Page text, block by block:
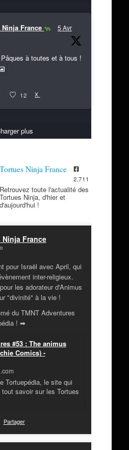
Ninja France 5 Avr
à toutes et à tous !
12 X
plus
Tortues Ninja France
2,711
Retrouvez toute l'actualité des
Tortues Ninja, d'hier et
d'aujourd'hui !
Ninja France
pour Israël avec April, qui
inter-religieux.
les adorateur d'Animus
"divinité" à la vie !
du TMNT Adventures
! ➡
#53 : The animus
Comics) -
Tortuepédia, le site qui
savoir sur les Tortues
Partager